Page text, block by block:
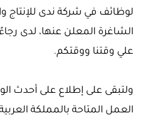
لوظائف في شركة ندى للإنتاج
الشاغرة المعلن عنها، لدى
علي وقتنا ووقتكم.
ولتبقى على إطلاع على أحدث
العمل المتاحة بالمملكة